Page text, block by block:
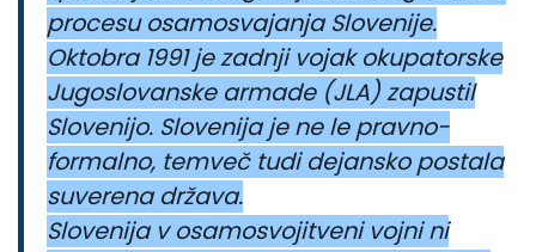
procesu osamosvajanja Slovenije.
Oktobra 1991 je zadnji vojak okupatorske
Jugoslovanske armade (JLA) zapustil
Slovenijo. Slovenija je ne le pravno-
formalno, temveč tudi dejansko postala
suverena država.
Slovenija v osamosvojitveni vojni ni